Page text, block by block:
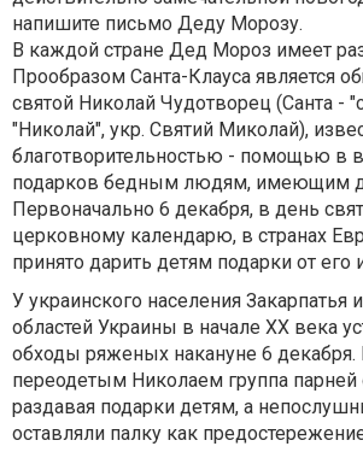
напишите письмо Деду Морозу.
В каждой стране Дед Мороз имеет
Прообразом Санта-Клауса является
святой Николай Чудотворец (Санта -
"Николай", укр. Святий Миколай),
благотворительностью - помощью в
подарков бедным людям, имеющим
Первоначально 6 декабря, в день
церковному календарю, в странах
принято дарить детям подарки от его
У украинского населения Закарпатья
областей Украины в начале XX века
обходы ряженых накануне 6 декабря.
переодетым Николаем группа
раздавая подарки детям, а
оставляли палку как